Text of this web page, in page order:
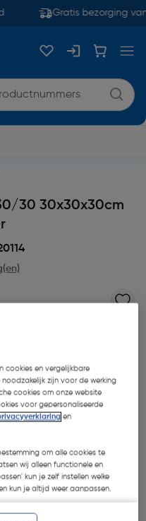
Gratis bezorging
30 30x30x30cm
cookies en vergelijkbare
zijn voor de werking
cookies om onze website
voor gepersonaliseerde
en
om alle cookies te
wij alleen functionele en
kun je zelf instellen welke
kun je altijd weer aanpassen.